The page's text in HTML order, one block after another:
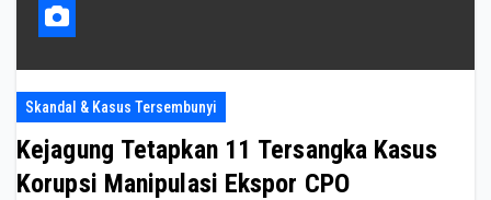
Skandal & Kasus Tersembunyi
Kejagung Tetapkan 11 Tersangka Kasus
Korupsi Manipulasi Ekspor CPO